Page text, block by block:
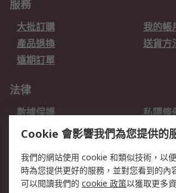
服務
大批訂購
我的帳
產品退換
送貨方
遠期訂單
法律
數據保護
私隱條
網站條款
郵件安
關於RS
Cookie 會影響我們為您提供的
我們的網站使用 cookie 和類似技術，以
時為您提供更好的服務，並對您看到的內
可以閱讀我們的 cookie 政策以獲取更多